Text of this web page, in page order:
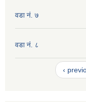
वडा नं. ७
वडा नं. ८
‹